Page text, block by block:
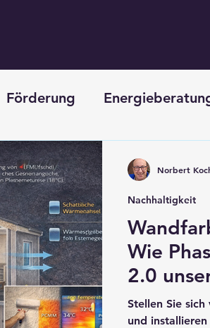
Förderung
Wie
2.0
Stellen Sie
und
Nachhaltigkeit
Norbert